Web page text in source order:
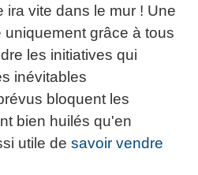
ira vite dans le mur ! Une
grâce à tous
les initiatives qui
inévitables
bloquent les
bien huilés qu'en
utile de savoir vendre